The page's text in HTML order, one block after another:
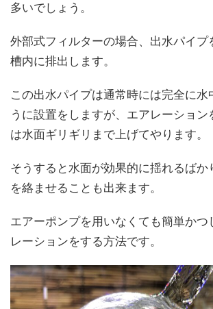
多いでしょう。
外部式フィルターの場合、出水パイプ
槽内に排出します。
この出水パイプは通常時には完全に水
うに設置をしますが、エアレーション
は水面ギリギリまで上げてやります。
そうすると水面が効果的に揺れるばか
を絡ませることも出来ます。
エアーポンプを用いなくても簡単かつ
レーションをする方法です。